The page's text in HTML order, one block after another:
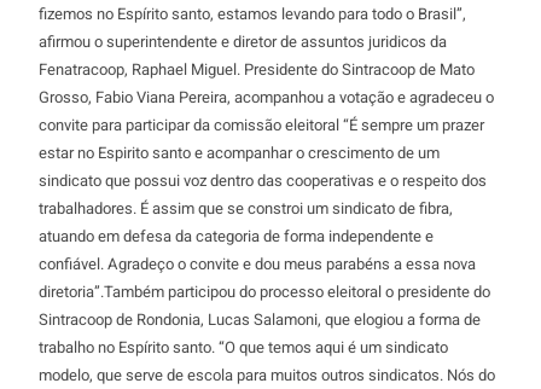
fizemos no Espírito santo, estamos levando para todo o Brasil”,
afirmou o superintendente e diretor de assuntos juridicos da
Fenatracoop, Raphael Miguel. Presidente do Sintracoop de Mato
Grosso, Fabio Viana Pereira, acompanhou a votação e agradeceu o
convite para participar da comissão eleitoral “É sempre um prazer
estar no Espirito santo e acompanhar o crescimento de um
sindicato que possui voz dentro das cooperativas e o respeito dos
trabalhadores. É assim que se constroi um sindicato de fibra,
atuando em defesa da categoria de forma independente e
confiável. Agradeço o convite e dou meus parabéns a essa nova
diretoria”.Também participou do processo eleitoral o presidente do
Sintracoop de Rondonia, Lucas Salamoni, que elogiou a forma de
trabalho no Espírito santo. “O que temos aqui é um sindicato
modelo, que serve de escola para muitos outros sindicatos. Nós do